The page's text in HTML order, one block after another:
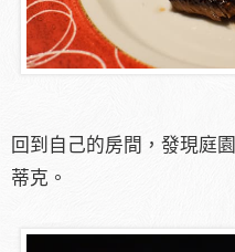
回到自己的房間，發現庭
蒂克。